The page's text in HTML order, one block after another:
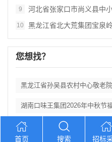
9 河北省张家口市尚义县中
10 黑龙江省北大荒集团宝泉
您想找？
黑龙江省孙吴县农村中心敬老
湖南口味王集团2026年中秋节
辽宁省大洼区学校食堂食材全
首页 搜索 招标